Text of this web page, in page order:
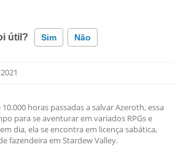
útil? Sim Não
informação incorreta
tem a informação que procuro
horas passadas a salvar Azeroth, essa
para se aventurar em variados RPGs e
dia, ela se encontra em licença sabática,
fazendeira em Stardew Valley.